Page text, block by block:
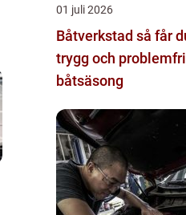
01 juli 2026
Båtverkstad så får du en
trygg och problemfri
båtsäsong